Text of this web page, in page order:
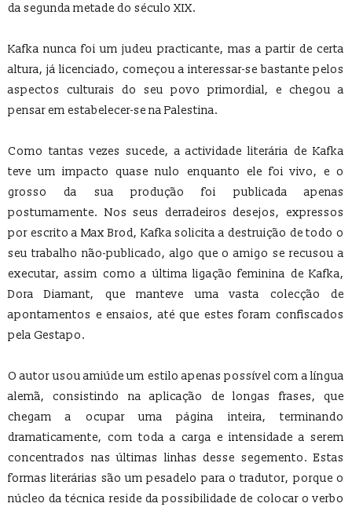
da segunda metade do século XIX.
Kafka nunca foi um judeu practicante, mas a partir de certa
altura, já licenciado, começou a interessar-se bastante pelos
aspectos culturais do seu povo primordial, e chegou a
pensar em estabelecer-se na Palestina.
Como tantas vezes sucede, a actividade literária de Kafka
teve um impacto quase nulo enquanto ele foi vivo, e o
grosso da sua produção foi publicada apenas
postumamente. Nos seus derradeiros desejos, expressos
por escrito a Max Brod, Kafka solicita a destruição de todo o
seu trabalho não-publicado, algo que o amigo se recusou a
executar, assim como a última ligação feminina de Kafka,
Dora Diamant, que manteve uma vasta colecção de
apontamentos e ensaios, até que estes foram confiscados
pela Gestapo.
O autor usou amiúde um estilo apenas possível com a língua
alemã, consistindo na aplicação de longas frases, que
chegam a ocupar uma página inteira, terminando
dramaticamente, com toda a carga e intensidade a serem
concentrados nas últimas linhas desse segemento. Estas
formas literárias são um pesadelo para o tradutor, porque o
núcleo da técnica reside da possibilidade de colocar o verbo